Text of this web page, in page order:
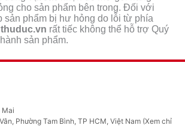
cho sản phẩm bên trong. Đối với
phẩm bị hư hỏng do lỗi từ phía
rất tiếc không thể hỗ trợ Quý
sản phẩm.
Mai
Phường Tam Bình, TP HCM, Việt Nam (Xem chỉ